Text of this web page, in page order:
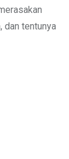
dan tentunya